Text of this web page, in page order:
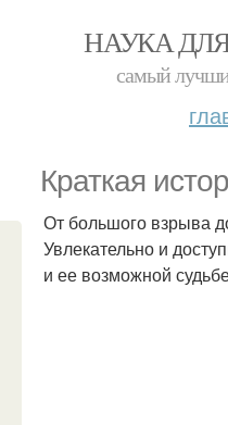
НАУКА
самый
Краткая
От большого взрыва
Увлекательно и
и ее возможной